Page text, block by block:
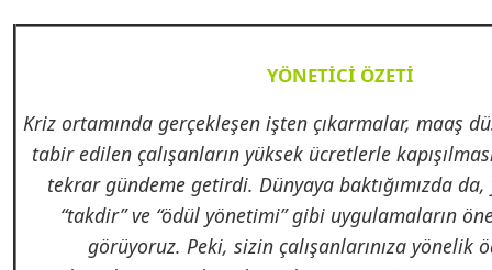
YÖNETİCİ ÖZETİ
Kriz ortamında gerçekleşen işten çıkarmalar, maaş
tabir edilen çalışanların yüksek ücretlerle
tekrar gündeme getirdi. Dünyaya baktığımızda
“takdir” ve “ödül yönetimi” gibi uygulamaların
görüyoruz. Peki, sizin çalışanlarınıza yönelik